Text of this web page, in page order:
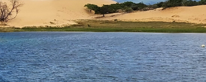
A Fabulosa
Tempo
Homem Aranha:
Dia